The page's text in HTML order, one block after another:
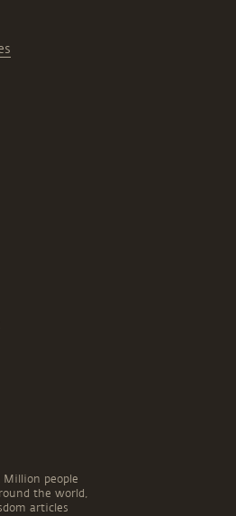
Million people
the world,
articles